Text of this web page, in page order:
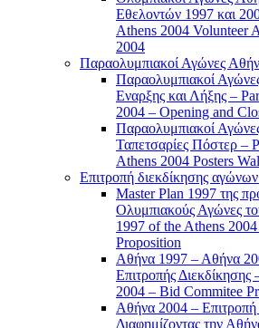
Εθελοντών 1997 και
Athens 2004 Volunteer
2004
Παραολυμπιακοί Αγώνες
Παραολυμπιακοί
Εναρξης και Λήξης –
2004 – Opening and
Παραολυμπιακοί
Ταπετσαρίες Πόστερ –
Athens 2004 Posters
Επιτροπή διεκδίκησης
Master Plan 1997 της
Ολυμπιακούς Αγώνες
1997 of the Athens
Proposition
Αθήνα 1997 – Αθήνα
Επιτροπής
2004 – Bid Commitee
Αθήνα 2004 – Επιτροπή
Διαφημίζοντας την